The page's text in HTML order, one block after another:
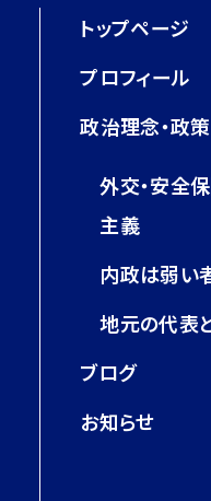
トップページ
プロフィール
政治理念・政
外交・安全
主義
内政は弱い
地元の代表
ブログ
お知らせ